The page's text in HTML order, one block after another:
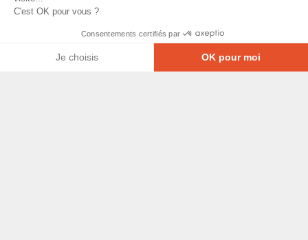
C'est OK pour vous ?
Consentements certifiés par
Je choisis OK pour moi